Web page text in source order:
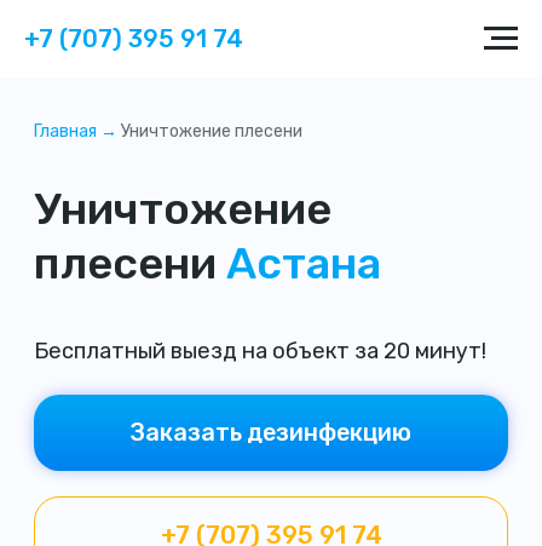
+7 (707) 395 91 74
Уничтожение
плесени
Бесплатный выезд на объект за 20 минут!